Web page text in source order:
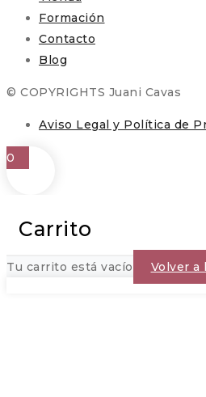
Formación
Contacto
Blog
© COPYRIGHTS Juani Cavas
Aviso Legal y Política de
0
Carrito
Tu carrito está vacío Volver a